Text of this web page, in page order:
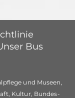
Bus
und Museen,
Kultur, Bundes-